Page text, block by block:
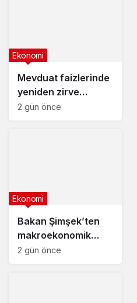
Mevduat faizlerinde
yeniden zirve
görüldü : 3 milyon
Ekonomi
2 gün önce
Bakan Şimşek’ten
makroekonomik
istikrar açıklaması
Ekonomi
2 gün önce